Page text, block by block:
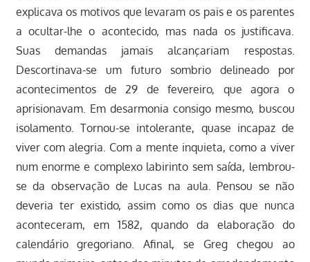
explicava os motivos que levaram os pais e os parentes
a ocultar-lhe o acontecido, mas nada os justificava.
Suas demandas jamais alcançariam respostas.
Descortinava-se um futuro sombrio delineado por
acontecimentos de 29 de fevereiro, que agora o
aprisionavam. Em desarmonia consigo mesmo, buscou
isolamento. Tornou-se intolerante, quase incapaz de
viver com alegria. Com a mente inquieta, como a viver
num enorme e complexo labirinto sem saída, lembrou-
se da observação de Lucas na aula. Pensou se não
deveria ter existido, assim como os dias que nunca
aconteceram, em 1582, quando da elaboração do
calendário gregoriano. Afinal, se Greg chegou ao